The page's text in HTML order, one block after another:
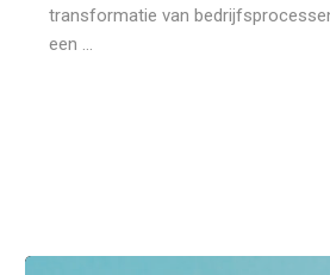
transformatie van
een ...